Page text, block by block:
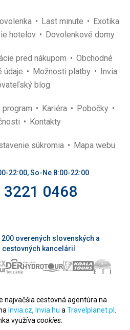
Last minute
Exotika
hotelov Dovolenkové domy
pred nákupom
Obchodné
údaje Možnosti platby
Invia
blog
Kariéra
Pobočky
Kontakty
súkromia Mapa webu
22:00, So-Ne 8:00-22:00
3221 0468
overených slovenských a
cestovných kancelárií
najväčšia cestovná agentúra na
Invia.cz, Invia.hu a Travelplanet.pl
využíva cookies.